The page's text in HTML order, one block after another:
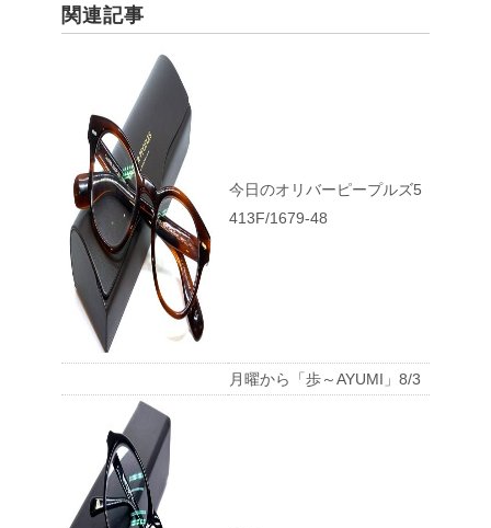
関連記事
今日のオリバーピープルズ5
413F/1679-48
月曜から「歩～AYUMI」8/3